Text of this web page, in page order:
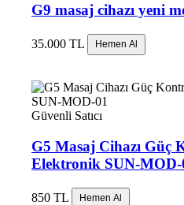
G9 masaj cihazı yeni
35.000 TL Hemen Al
Güvenli Satıcı
G5 Masaj Cihazı Güç
Elektronik SUN-MOD-
850 TL Hemen Al